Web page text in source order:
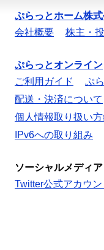
ぷらっとホーム株
会社概要
株主・
ぷらっとオンライン
ご利用ガイド
ぷ
配送・決済について
個人情報取り扱い
IPv6への取り組み
ソーシャルメディア
Twitter公式アカウン